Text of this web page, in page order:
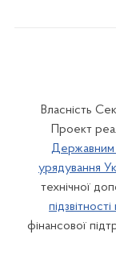
Власність
Проект
Державним
урядування
технічної
фінансової